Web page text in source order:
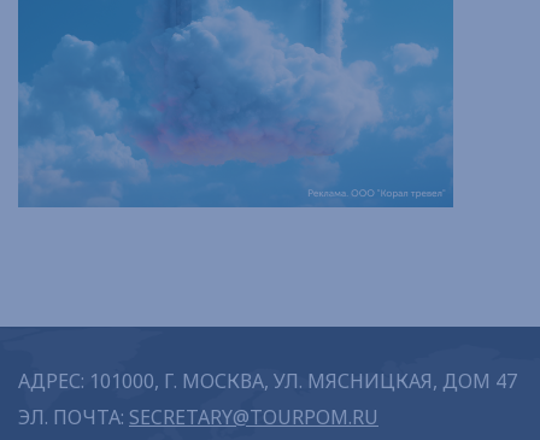
АДРЕС: 101000, Г. МОСКВА, УЛ. МЯСНИЦКАЯ, ДОМ 47
ЭЛ. ПОЧТА: SECRETARY@TOURPOM.RU